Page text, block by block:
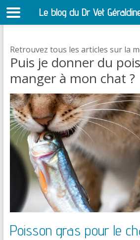
Retrouvez tous les articles sur la
Puis je donner du
manger à mon chat ?
Poisson gras pour le
Le blog du Dr Vet